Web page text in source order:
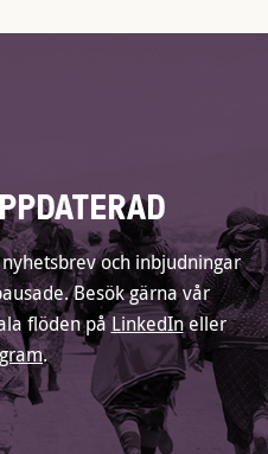
och inbjudningar
Besök gärna vår
flöden påLinkedIneller
.